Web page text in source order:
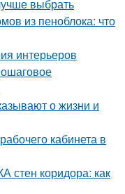
выбрать
из пеноблока: что
интерьеров
о жизни и
кабинета в
коридора: как